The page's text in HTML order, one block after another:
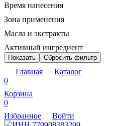
Время нанесения
Зона применения
Масла и экстракты
Активный ингредиент
Показать Сбросить фильтр
Главная
Каталог
0
Корзина
0
Избранное
Войти